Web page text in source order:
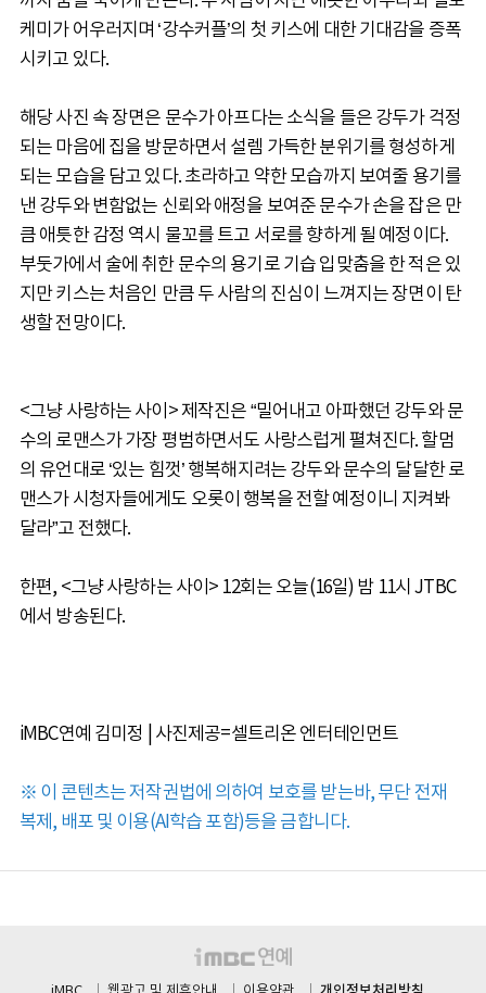
케미가 어우러지며 ‘강수커플’의 첫 키스에 대한 기대감을 증폭
시키고 있다.
해당 사진 속 장면은 문수가 아프다는 소식을 들은 강두가 걱정
되는 마음에 집을 방문하면서 설렘 가득한 분위기를 형성하게
되는 모습을 담고 있다. 초라하고 약한 모습까지 보여줄 용기를
낸 강두와 변함없는 신뢰와 애정을 보여준 문수가 손을 잡은 만
큼 애틋한 감정 역시 물꼬를 트고 서로를 향하게 될 예정이다.
부둣가에서 술에 취한 문수의 용기로 기습 입맞춤을 한 적은 있
지만 키스는 처음인 만큼 두 사람의 진심이 느껴지는 장면이 탄
생할 전망이다.
<그냥 사랑하는 사이> 제작진은 “밀어내고 아파했던 강두와 문
수의 로맨스가 가장 평범하면서도 사랑스럽게 펼쳐진다. 할멈
의 유언대로 ‘있는 힘껏’ 행복해지려는 강두와 문수의 달달한 로
맨스가 시청자들에게도 오롯이 행복을 전할 예정이니 지켜봐
달라”고 전했다.
한편, <그냥 사랑하는 사이> 12회는 오늘(16일) 밤 11시 JTBC
에서 방송된다.
iMBC연예 김미정 | 사진제공=셀트리온 엔터테인먼트
※ 이 콘텐츠는 저작권법에 의하여 보호를 받는바, 무단 전재
복제, 배포 및 이용(AI학습 포함)등을 금합니다.